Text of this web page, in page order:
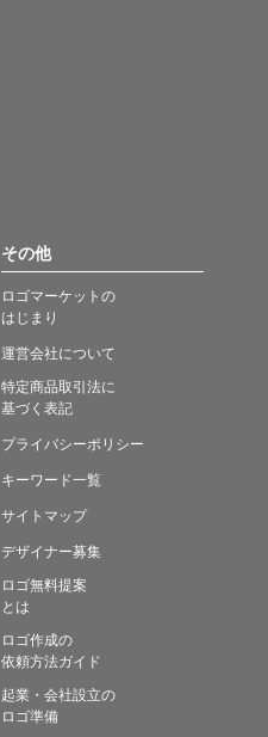
その他
ロゴマーケットの
はじまり
運営会社について
特定商品取引法に
基づく表記
プライバシーポリシー
キーワード一覧
サイトマップ
デザイナー募集
ロゴ無料提案
とは
ロゴ作成の
依頼方法ガイド
起業・会社設立の
ロゴ準備